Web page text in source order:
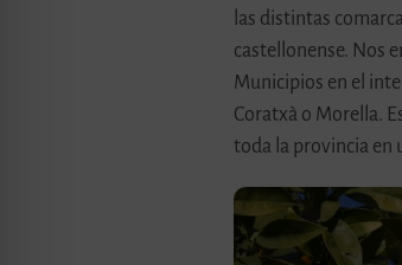
las distintas
castellonense. Nos
Municipios en el
Coratxà o Morella.
toda la provincia en